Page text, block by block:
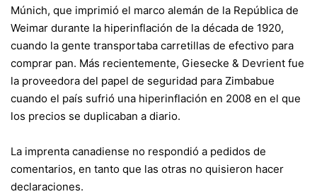
Múnich, que imprimió el marco alemán de la República de
Weimar durante la hiperinflación de la década de 1920,
cuando la gente transportaba carretillas de efectivo para
comprar pan. Más recientemente, Giesecke & Devrient fue
la proveedora del papel de seguridad para Zimbabue
cuando el país sufrió una hiperinflación en 2008 en el que
los precios se duplicaban a diario.
La imprenta canadiense no respondió a pedidos de
comentarios, en tanto que las otras no quisieron hacer
declaraciones.